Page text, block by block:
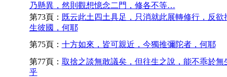
乃懸異，然則觀想憶念二門，修各不等…
第73頁： 既云此土四土具足，只消就此展轉修行，反欲
生彼國，何耶
第75頁： 十方如來，皆可親近，今獨推彌陀者，何耶
第77頁： 取捨之談無敢議矣，但往生之說，能不乖於無
乎